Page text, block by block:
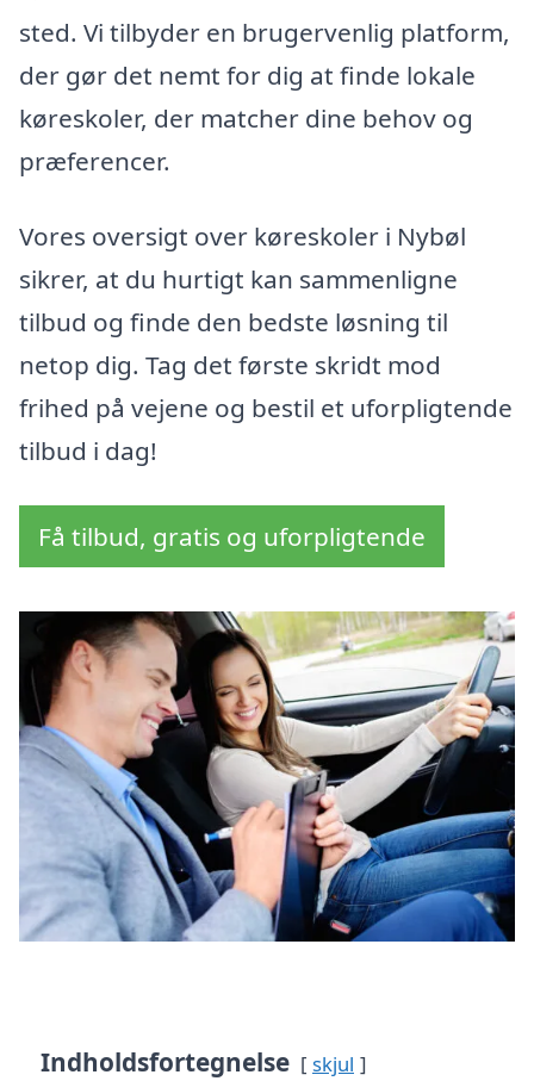
sted. Vi tilbyder en brugervenlig platform,
der gør det nemt for dig at finde lokale
køreskoler, der matcher dine behov og
præferencer.
Vores oversigt over køreskoler i Nybøl
sikrer, at du hurtigt kan sammenligne
tilbud og finde den bedste løsning til
netop dig. Tag det første skridt mod
frihed på vejene og bestil et uforpligtende
tilbud i dag!
Få tilbud, gratis og uforpligtende
Indholdsfortegnelse skjul